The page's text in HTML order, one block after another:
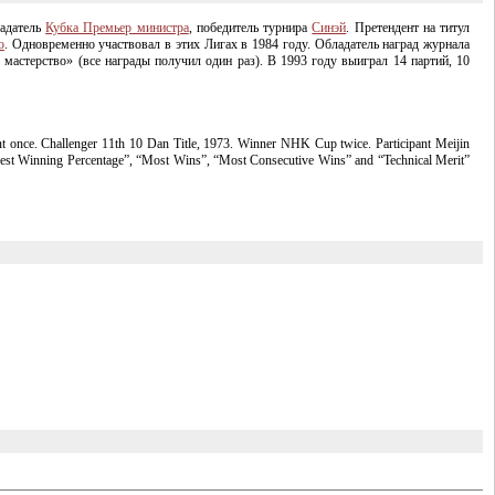
Кубка Премьер министра, победитель турнираСинэй. Претендент на титул
. Одновременно участвовал в этих Лигах в 1984 году. Обладатель наград журнала
(все награды получил один раз). В 1993 году выиграл 14 партий, 10
once. Challenger 11th 10 Dan Title, 1973. Winner NHK Cup twice. Participant Meijin
Winning Percentage”, “Most Wins”, “Most Consecutive Wins” and “Technical Merit”